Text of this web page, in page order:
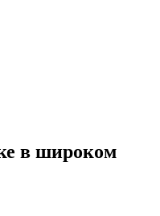
в широком